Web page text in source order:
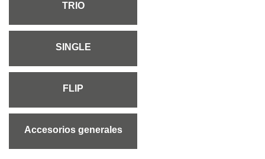
TRIO
SINGLE
FLIP
Accesorios generales